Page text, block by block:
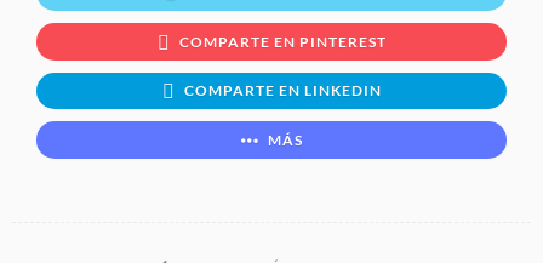
COMPARTE EN PINTEREST
COMPARTE EN LINKEDIN
MÁS